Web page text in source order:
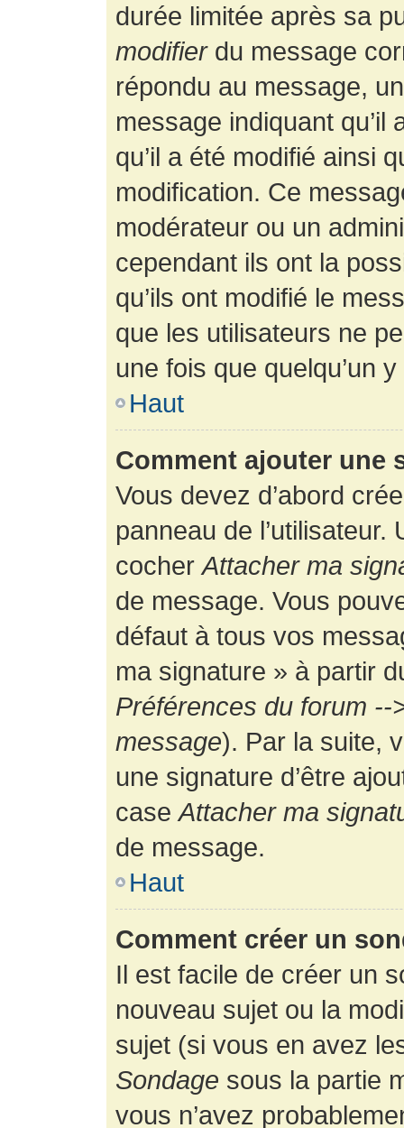
durée limitée après sa
modifierdu message
répondu au message,
message indiquant
qu’il a été modifié ainsi
modification. Ce
modérateur ou un
cependant ils ont la
qu’ils ont modifié le
que les utilisateurs ne
une fois que quelqu’un
Haut
Comment ajouter une
Vous devez d’abord
panneau de
cocherAttacher ma
de message. Vous
défaut à tous vos
ma signature » à partir
Préférences du forum
message). Par la suite,
une signature d’être
caseAttacher ma
de message.
Haut
Comment créer un
Il est facile de créer un
nouveau sujet ou la
sujet (si vous en avez
Sondage sous la partie
vous n’avez